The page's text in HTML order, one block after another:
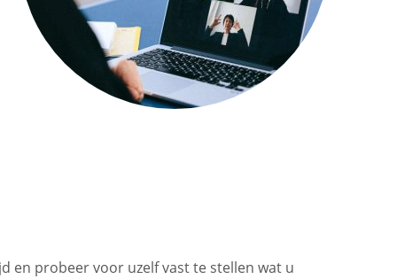
en probeer voor uzelf vast te stellen wat u